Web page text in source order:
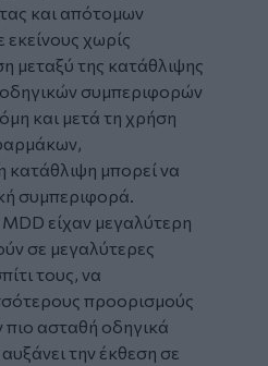
και απότομων
χωρίς
μεταξύ της κατάθλιψης
οδηγικών συμπεριφορών
και μετά τη χρήση
κατάθλιψη μπορεί να
συμπεριφορά.
είχαν μεγαλύτερη
σε μεγαλύτερες
τους, να
προορισμούς
πιο ασταθή οδηγικά
την έκθεση σε